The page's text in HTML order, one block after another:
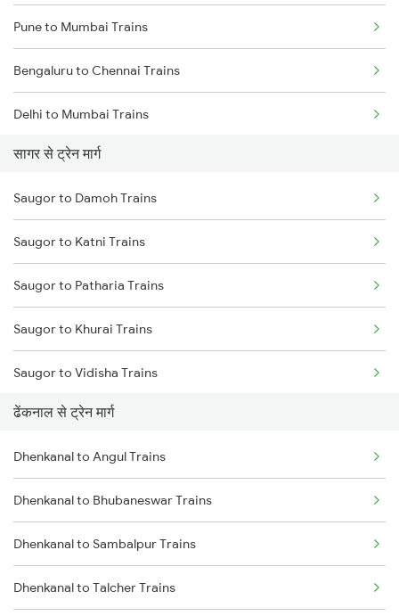
Pune to Mumbai Trains
Bengaluru to Chennai Trains
Delhi to Mumbai Trains
Mumbai to Pune Trains
Delhi to Jammu Trains
Mumbai to Delhi Trains
Mumbai to Goa Trains
Chennai to Coimbatore Trains
सागर से ट्रेन मार्ग
Saugor to Damoh Trains
Saugor to Katni Trains
Saugor to Patharia Trains
Saugor to Khurai Trains
Saugor to Vidisha Trains
Saugor to Bina Trains
Saugor to Bhopal Trains
Saugor to Bilaspur Trains
Saugor to Hiranchipa Trains
Saugor to Shahdol Trains
ढेंकनाल से ट्रेन मार्ग
Dhenkanal to Angul Trains
Dhenkanal to Bhubaneswar Trains
Dhenkanal to Sambalpur Trains
Dhenkanal to Talcher Trains